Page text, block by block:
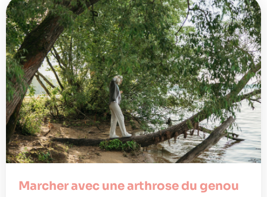
Marcher avec une arthrose du genou